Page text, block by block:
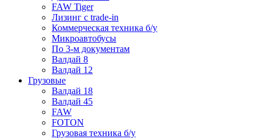
FAW Tiger
Лизинг с trade-in
Коммерческая техника б/у
Микроавтобусы
По 3-м документам
Валдай 8
Валдай 12
Грузовые
Валдай 18
Валдай 45
FAW
FOTON
Грузовая техника б/у